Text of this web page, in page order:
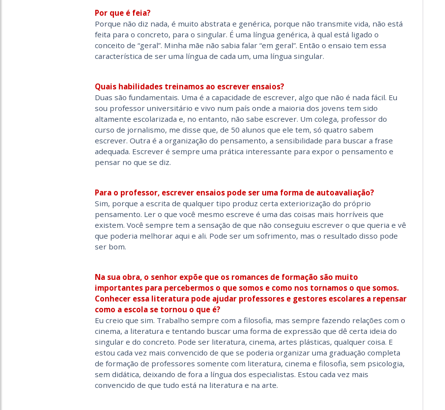
Por que é feia?
Porque não diz nada, é muito abstrata e genérica, porque não transmite vida, não está
feita para o concreto, para o singular. É uma língua genérica, à qual está ligado o
conceito de “geral”. Minha mãe não sabia falar “em geral”. Então o ensaio tem essa
característica de ser uma língua de cada um, uma língua singular.
Quais habilidades treinamos ao escrever ensaios?
Duas são fundamentais. Uma é a capacidade de escrever, algo que não é nada fácil. Eu
sou professor universitário e vivo num país onde a maioria dos jovens tem sido
altamente escolarizada e, no entanto, não sabe escrever. Um colega, professor do
curso de jornalismo, me disse que, de 50 alunos que ele tem, só quatro sabem
escrever. Outra é a organização do pensamento, a sensibilidade para buscar a frase
adequada. Escrever é sempre uma prática interessante para expor o pensamento e
pensar no que se diz.
Para o professor, escrever ensaios pode ser uma forma de autoavaliação?
Sim, porque a escrita de qualquer tipo produz certa exteriorização do próprio
pensamento. Ler o que você mesmo escreve é uma das coisas mais horríveis que
existem. Você sempre tem a sensação de que não conseguiu escrever o que queria e vê
que poderia melhorar aqui e ali. Pode ser um sofrimento, mas o resultado disso pode
ser bom.
Na sua obra, o senhor expõe que os romances de formação são muito
importantes para percebermos o que somos e como nos tornamos o que somos.
Conhecer essa literatura pode ajudar professores e gestores escolares a repensar
como a escola se tornou o que é?
Eu creio que sim. Trabalho sempre com a filosofia, mas sempre fazendo relações com o
cinema, a literatura e tentando buscar uma forma de expressão que dê certa ideia do
singular e do concreto. Pode ser literatura, cinema, artes plásticas, qualquer coisa. E
estou cada vez mais convencido de que se poderia organizar uma graduação completa
de formação de professores somente com literatura, cinema e filosofia, sem psicologia,
sem didática, deixando de fora a língua dos especialistas. Estou cada vez mais
convencido de que tudo está na literatura e na arte.